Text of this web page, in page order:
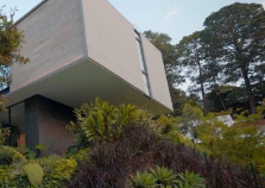
filtros